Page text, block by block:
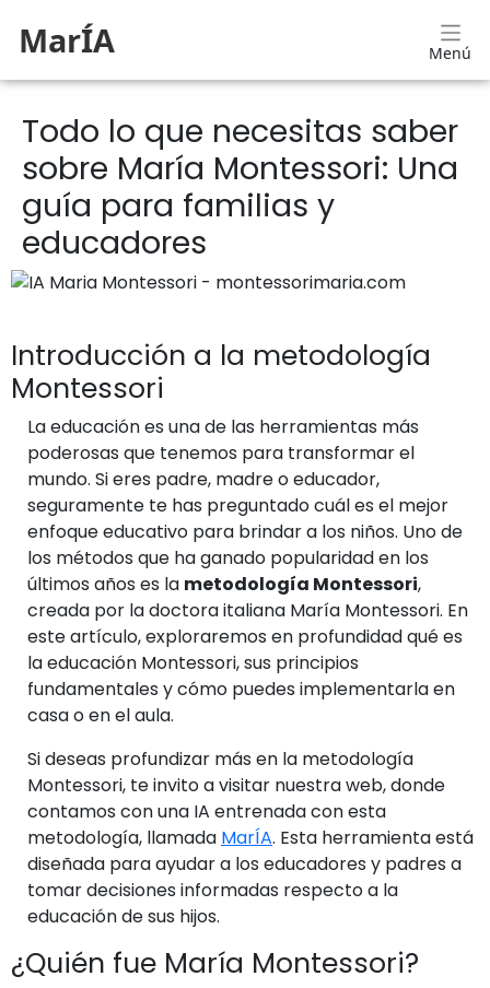
MarÍA Menú
Todo lo que necesitas saber
sobre María Montessori: Una
guía para familias y
educadores
Introducción a la metodología
Montessori
La educación es una de las herramientas más
poderosas que tenemos para transformar el
mundo. Si eres padre, madre o educador,
seguramente te has preguntado cuál es el mejor
enfoque educativo para brindar a los niños. Uno de
los métodos que ha ganado popularidad en los
últimos años es la metodología Montessori,
creada por la doctora italiana María Montessori. En
este artículo, exploraremos en profundidad qué es
la educación Montessori, sus principios
fundamentales y cómo puedes implementarla en
casa o en el aula.
Si deseas profundizar más en la metodología
Montessori, te invito a visitar nuestra web, donde
contamos con una IA entrenada con esta
metodología, llamada MarÍA. Esta herramienta está
diseñada para ayudar a los educadores y padres a
tomar decisiones informadas respecto a la
educación de sus hijos.
¿Quién fue María Montessori?